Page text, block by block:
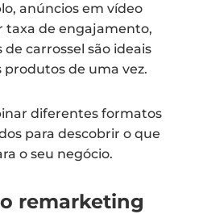
anúncios em vídeo
taxa de engajamento,
carrossel são ideais
produtos de uma vez.
diferentes formatos
para descobrir o que
o seu negócio.
remarketing